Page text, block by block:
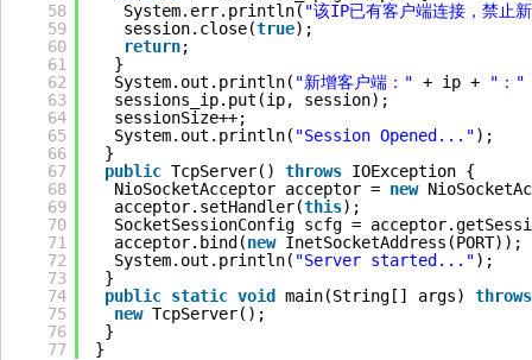
58
59
60
61
62
63
64
65
66
67
68
69
70
71
72
73
74
75
76
77
System.err.println( "该IP已有客户端连接，禁止
session.close(true);
return;
}
System.out.println( "新增客户端：" + ip +
"："
sessions_ip.put(ip, session);
sessionSize++;
System.out.println( "Session Opened...");
}
public TcpServer() throws IOException {
NioSocketAcceptor acceptor = new
acceptor.setHandler(this);
SocketSessionConfig scfg =
acceptor.bind(new InetSocketAddress(PORT));
System.out.println( "Server started...");
}
public static void main(String[] args) throws
new TcpServer();
}
}